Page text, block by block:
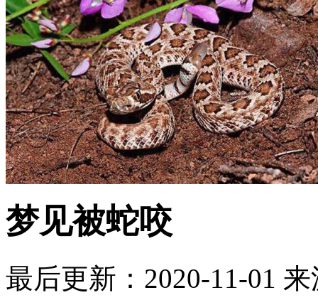
梦见被蛇咬
最后更新：2020-11-01 来